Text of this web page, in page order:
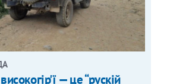
— це “рускій